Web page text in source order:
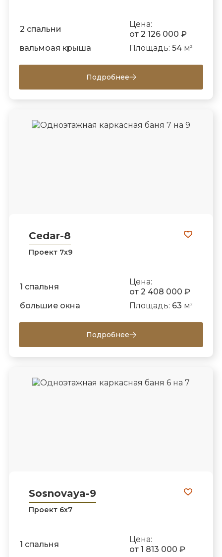
2 спальни
Цена:
от 2 126 000 ₽
вальмоая крыша
Площадь: 54м 2
Подробнее
Cedar-8
Проект 7х9
1 спальня
Цена:
от 2 408 000 ₽
большие окна
Площадь: 63 м 2
Подробнее
Sosnovaya-9
Проект 6х7
1 спальня
Цена:
от 1 813 000 ₽